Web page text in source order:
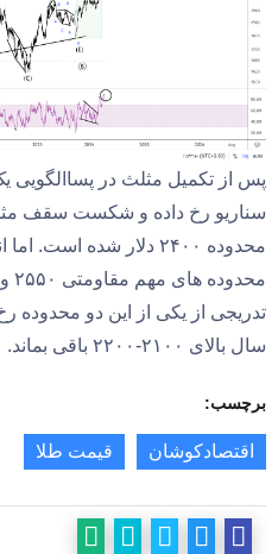
پس از تکمیل مثلث در پساالگویی
سناریو رخ داده و شکست سقف
محدوده ۲۴۰۰ دلار شده
تدریجی از یکی از این دو محدوده
سال بالای ۲۱۰۰-۲۲۰۰ باقی بماند.
برچسب:
اقتصادکوشان قیمت طلا